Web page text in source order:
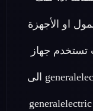
او الأجهزة
تستخدم جهاز
الكمبيروتر . ندعوكم عملاء صيانة generalelectric الى
الاتصال على الخط الساخن ل توكيل generalelectric